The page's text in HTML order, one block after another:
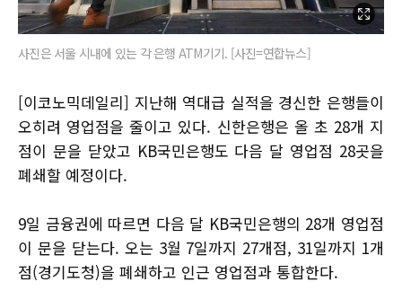
사진은 서울 시내에 있는 각 은행 ATM기기. [사진=연합뉴스]
[이코노믹데일리] 지난해 역대급 실적을 경신한 은행들이
오히려 영업점을 줄이고 있다. 신한은행은 올 초 28개 지
점이 문을 닫았고 KB국민은행도 다음 달 영업점 28곳을
폐쇄할 예정이다.
9일 금융권에 따르면 다음 달 KB국민은행의 28개 영업점
이 문을 닫는다. 오는 3월 7일까지 27개점, 31일까지 1개
점(경기도청)을 폐쇄하고 인근 영업점과 통합한다.